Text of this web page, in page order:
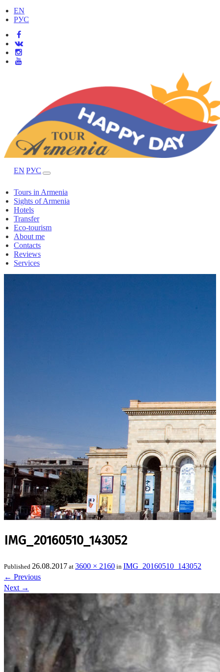
EN
РУС
EN РУС
Tours in Armenia
Sights of Armenia
Hotels
Transfer
Eco-tourism
About me
Contacts
Reviews
Services
IMG_20160510_143052
Published 26.08.2017 at 3600 × 2160 in IMG_20160510_143052
← Previous
Next →